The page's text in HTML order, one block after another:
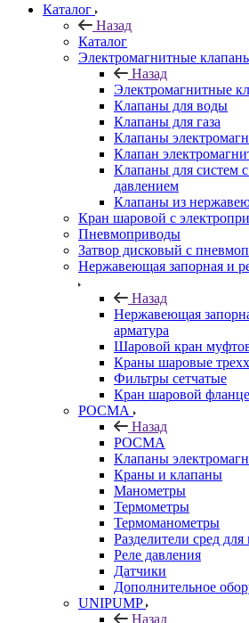
Каталог
Назад
Каталог
Электромагнитные
Назад
Электромагнитные
Клапаны для воды
Клапаны для газа
Клапаны
Клапан
Клапаны для систем
давлением
Клапаны из
Кран шаровой с
Пневмоприводы
Затвор дисковый с
Нержавеющая запорная и
Назад
Нержавеющая
арматура
Шаровой кран
Краны шаровые
Фильтры сетчатые
Кран шаровой
РОСМА
Назад
РОСМА
Клапаны
Краны и клапаны
Манометры
Термометры
Термоманометры
Разделители сред
Реле давления
Датчики
Дополнительное
UNIPUMP
Назад